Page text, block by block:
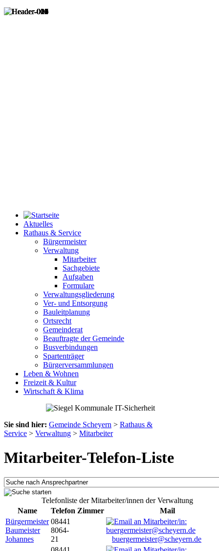
Aktuelles
Rathaus & Service
Bürgermeister
Verwaltung
Mitarbeiter
Sachgebiete
Aufgaben
Formulare
Verwaltungsgliederung
Ver- und Entsorgung
Bauleitplanung
Ortsrecht
Gemeinderat
Beauftragte der Gemeinde
Busverbindungen
Spartenträger
Bürgerversammlungen
Leben & Wohnen
Freizeit & Kultur
Wirtschaft & Klima
Sie sind hier: Gemeinde Scheyern > Rathaus &
Service > Verwaltung > Mitarbeiter
Mitarbeiter-Telefon-Liste
Telefonliste der Mitarbeiter/innen der Verwaltung
Name
Telefon Zimmer
Mail
Bürgermeister
Baumeister
Johannes
08441
8064-
21
buergermeister@scheyern.de